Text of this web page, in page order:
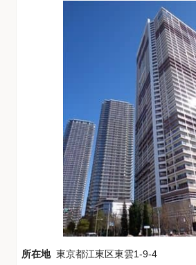
所在地 東京都江東区東雲1-9-4